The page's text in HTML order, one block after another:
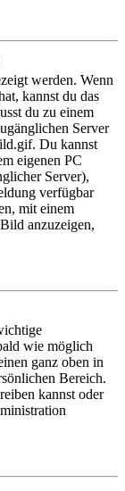
werden. Wenn
kannst du das
du zu einem
Server
Du kannst
eigenen PC
Server),
verfügbar
mit einem
anzuzeigen,
wie möglich
ganz oben in
Bereich.
kannst oder